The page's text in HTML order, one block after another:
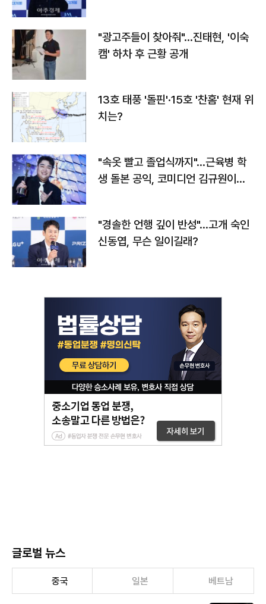
"광고주들이 찾아줘"…진태현, '이숙
캠' 하차 후 근황 공개
13호 태풍 '돌핀'·15호 '찬홈' 현재 위
치는?
"속옷 빨고 졸업식까지"…근육병 학
생 돌본 공익, 코미디언 김규원이었
"경솔한 언행 깊이 반성"…고개 숙인
신동엽, 무슨 일이길래?
글로벌 뉴스
중국 일본 베트남